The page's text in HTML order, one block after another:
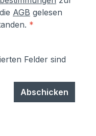
werden vor
Ausnahme
(z.T.
genannt) mit
AGB gelesen
*
Felder sind
Abschicken